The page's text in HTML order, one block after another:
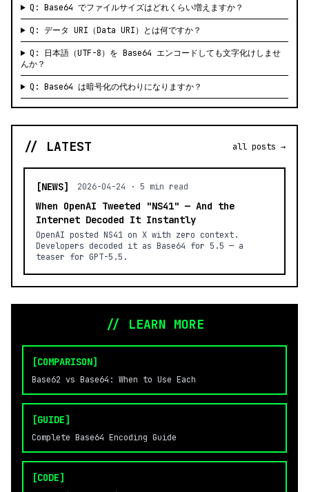
Q: Base64 でファイルサイズはどれくらい増えますか？
Q: データ URI（Data URI）とは何ですか？
Q: 日本語（UTF-8）を Base64 エンコードしても文字化けしませ
んか？
Q: Base64 は暗号化の代わりになりますか？
// LATEST all posts →
[NEWS] 2026-04-24 · 5 min read
When OpenAI Tweeted "NS41" — And the
Internet Decoded It Instantly
OpenAI posted NS41 on X with zero context.
Developers decoded it as Base64 for 5.5 — a
teaser for GPT-5.5.
// LEARN MORE
[COMPARISON]
Base62 vs Base64: When to Use Each
[GUIDE]
Complete Base64 Encoding Guide
[CODE]